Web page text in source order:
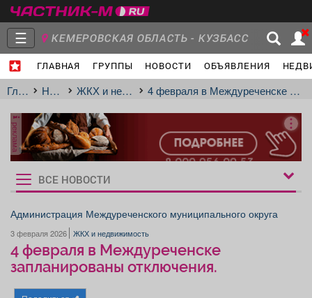
☰ КЕМЕРОВСКАЯ ОБЛАСТЬ - КУЗБАСС
ГЛАВНАЯ ГРУППЫ НОВОСТИ ОБЪЯВЛЕНИЯ
Главная
Группы
Объявления Недвижимость Услуги
Работа Транспорт
Главная Новости ЖКХ и недвижимость 4 февраля в Междуреченске запланированы отключения.
реклама
Рукбрики
новостей
ВСЕ НОВОСТИ
Администрация Междуреченского муниципального округа
3 февраля 2026 ЖКХ и недвижимость
4 февраля в Междуреченске
запланированы отключения.